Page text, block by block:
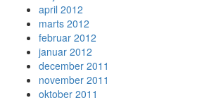
april 2012
marts 2012
februar 2012
januar 2012
december 2011
november 2011
oktober 2011